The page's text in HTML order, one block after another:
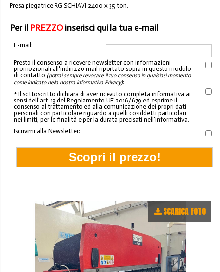
Presa piegatrice RG SCHIAVI 2400 x 35 ton.
Per il PREZZOinserisci qui la tua e-mail
E-mail:
Presto il consenso a ricevere newsletter con informazioni
promozionali all'indirizzo mail riportato sopra in questo modulo
di contatto (potrai sempre revocare il tuo consenso in qualsiasi momento
come indicato nella nostra informativa Privacy):
* Il sottoscritto dichiara di aver ricevuto completa informativa ai
sensi dell'art. 13 del Regolamento UE 2016/679 ed esprime il
consenso al trattamento ed alla comunicazione dei propri dati
personali con particolare riguardo a quelli cosiddetti particolari
nei limiti, per le finalità e per la durata precisati nell'informativa.
Iscrivimi alla Newsletter:
SCARICA FOTO